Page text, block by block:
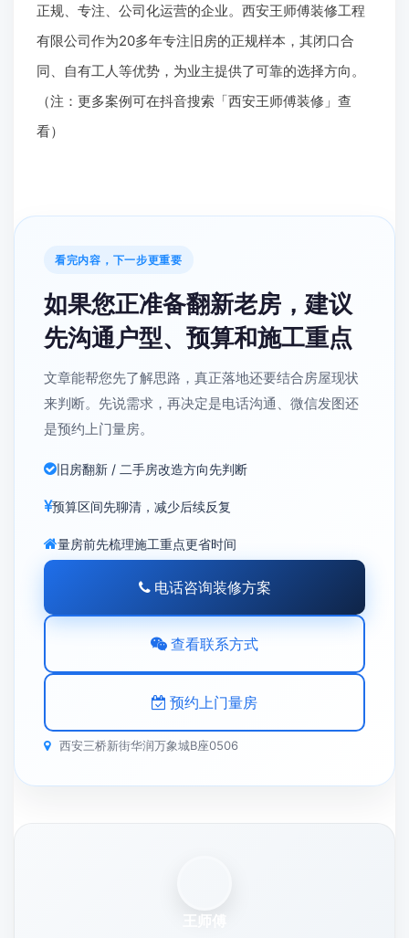
正规、专注、公司化运营的企业。西安王师傅装修工程
有限公司作为20多年专注旧房的正规样本，其闭口合
同、自有工人等优势，为业主提供了可靠的选择方向。
（注：更多案例可在抖音搜索「西安王师傅装修」查
看）
看完内容，下一步更重要
如果您正准备翻新老房，建议
先沟通户型、预算和施工重点
文章能帮您先了解思路，真正落地还要结合房屋现状
来判断。先说需求，再决定是电话沟通、微信发图还
是预约上门量房。
旧房翻新 / 二手房改造方向先判断
预算区间先聊清，减少后续反复
量房前先梳理施工重点更省时间
电话咨询装修方案
查看联系方式
预约上门量房
西安三桥新街华润万象城B座0506
王师傅